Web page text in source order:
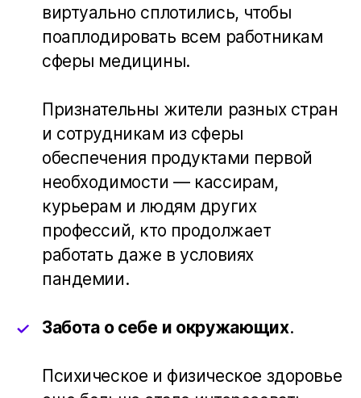
виртуально сплотились, чтобы
поаплодировать всем работникам
сферы медицины.
Признательны жители разных стран
и сотрудникам из сферы
обеспечения продуктами первой
необходимости — кассирам,
курьерам и людям других
профессий, кто продолжает
работать даже в условиях
пандемии.
Забота о себе и окружающих.
Психическое и физическое здоровье